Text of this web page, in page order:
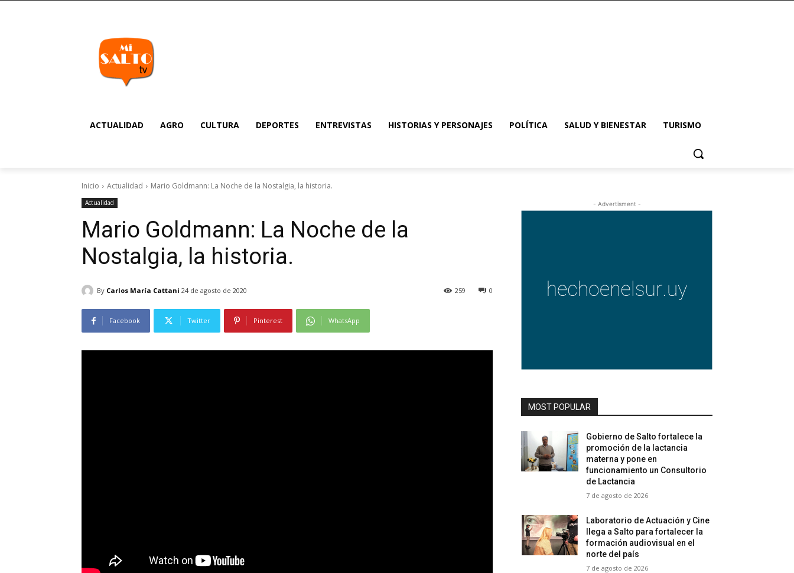
ACTUALIDAD AGRO CULTURA DEPORTES ENTREVISTAS HISTORIAS Y PERSONAJES POLÍTICA SALUD Y BIENESTAR TURISMO
Inicio Actualidad Mario Goldmann: La Noche de la Nostalgia, la historia.
Actualidad
Mario Goldmann: La Noche de la
Nostalgia, la historia.
By Carlos María Cattani 24 de agosto de 2020 0
259
Facebook Twitter Pinterest WhatsApp
- Advertisment -
MOST POPULAR
Gobierno de Salto fortalece la
promoción de la lactancia
materna y pone en
funcionamiento un Consultorio
de Lactancia
7 de agosto de 2026
Laboratorio de Actuación y Cine
llega a Salto para fortalecer la
formación audiovisual en el
norte del país
7 de agosto de 2026